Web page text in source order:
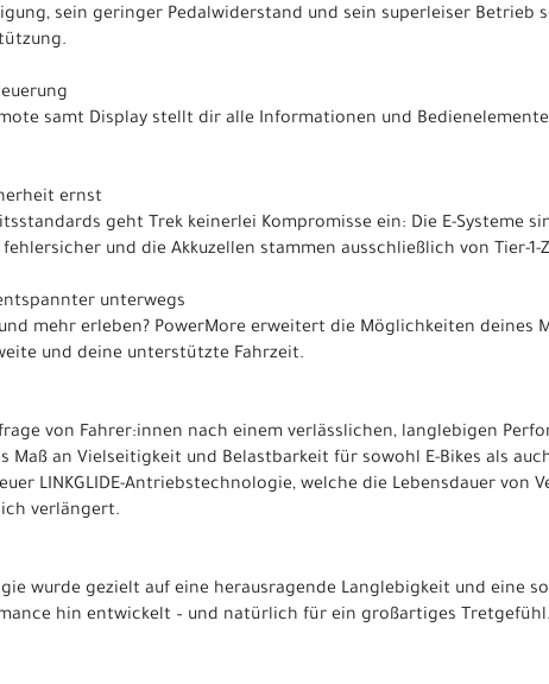
sein geringer Pedalwiderstand und sein superleiser Betrieb
samt Display stellt dir alle Informationen und
ernst
geht Trek keinerlei Kompromisse ein: Die E-Systeme
und die Akkuzellen stammen ausschließlich von Tier-1-
unterwegs
mehr erleben? PowerMore erweitert die Möglichkeiten deines
und deine unterstützte Fahrzeit.
von Fahrer:innen nach einem verlässlichen, langlebigen
Maß an Vielseitigkeit und Belastbarkeit für sowohl E-Bikes als
LINKGLIDE-Antriebstechnologie, welche die Lebensdauer von
verlängert.
wurde gezielt auf eine herausragende Langlebigkeit und eine
hin entwickelt – und natürlich für ein großartiges Tretgefühl.